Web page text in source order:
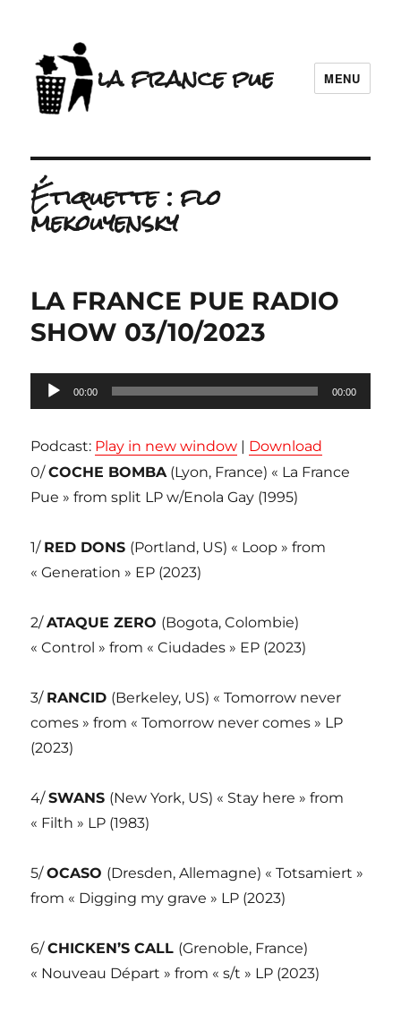
la france pue MENU
Étiquette :flo
mekouyensky
LA FRANCE PUE RADIO
SHOW 03/10/2023
Lecteur
audio
00:00 00:00
Podcast: Play in new window | Download
0/COCHE BOMBA(Lyon, France) « La France
Pue » from split LP w/Enola Gay (1995)
1/ RED DONS (Portland, US) « Loop » from
« Generation » EP (2023)
2/ATAQUE ZERO (Bogota, Colombie)
« Control » from « Ciudades » EP (2023)
3/ RANCID (Berkeley, US) « Tomorrow never
comes » from « Tomorrow never comes » LP
(2023)
4/SWANS (New York, US) « Stay here » from
« Filth » LP (1983)
5/OCASO (Dresden, Allemagne) « Totsamiert »
from « Digging my grave » LP (2023)
6/CHICKEN’S CALL (Grenoble, France)
« Nouveau Départ » from « s/t » LP (2023)